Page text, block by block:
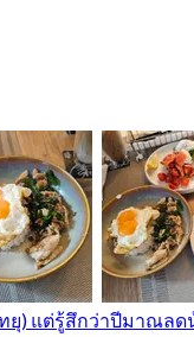
ยุ) แต่รู้สึกว่าปีมาณล